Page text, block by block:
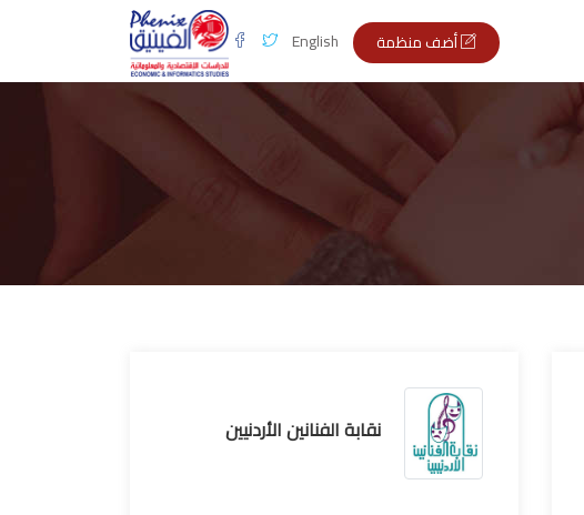
أضف منظمة English
نقابة الفنانين الأردنيين